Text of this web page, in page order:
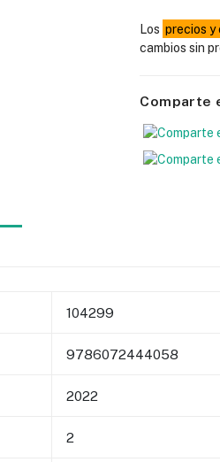
Los precios y
cambios sin
Comparte
104299
9786072444058
2022
2